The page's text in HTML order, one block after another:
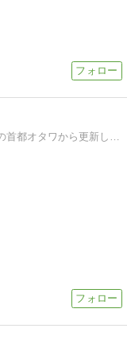
本日の英会話やってます。毎日、カナダの首都オタワから更新してます！見てね&#9829;